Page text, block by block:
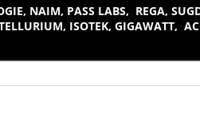
NAIM, PASS LABS, REGA,
ISOTEK, GIGAWATT,